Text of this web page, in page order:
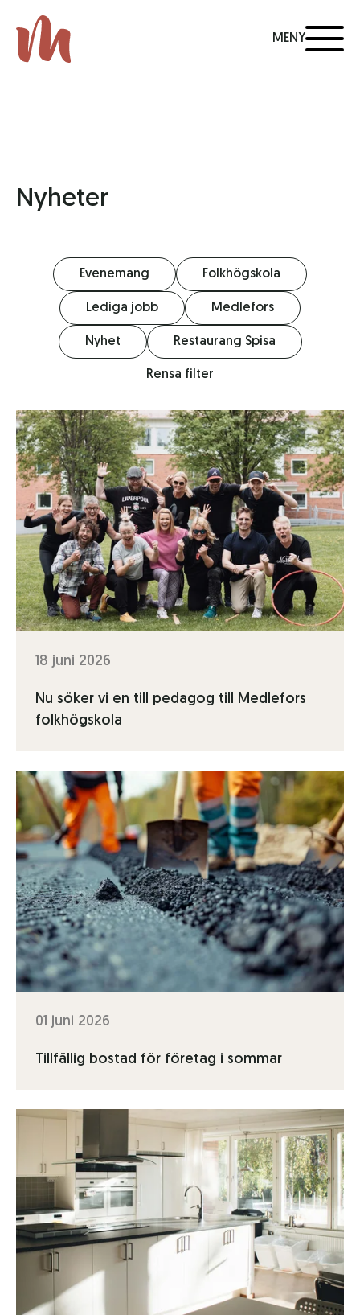
MENY
Nyheter
Evenemang Folkhögskola
Lediga jobb Medlefors
Nyhet Restaurang Spisa
Rensa filter
18 juni 2026
Nu söker vi en till pedagog till Medlefors
folkhögskola
01 juni 2026
Tillfällig bostad för företag i sommar